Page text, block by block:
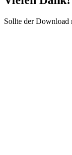
Sollte der Download